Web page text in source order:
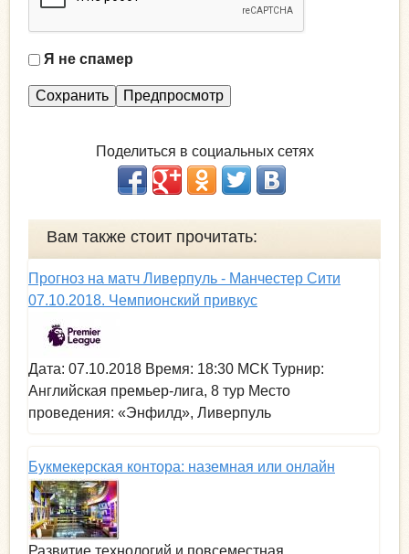
с
Я не спамер
Поделиться в социальных сетях
Вам также стоит прочитать:
Прогноз на матч Ливерпуль - Манчестер Сити
07.10.2018. Чемпионский привкус
Дата: 07.10.2018 Время: 18:30 МСК Турнир:
Английская премьер-лига, 8 тур Место
проведения: «Энфилд», Ливерпуль
Букмекерская контора: наземная или онлайн
Развитие технологий и повсеместная